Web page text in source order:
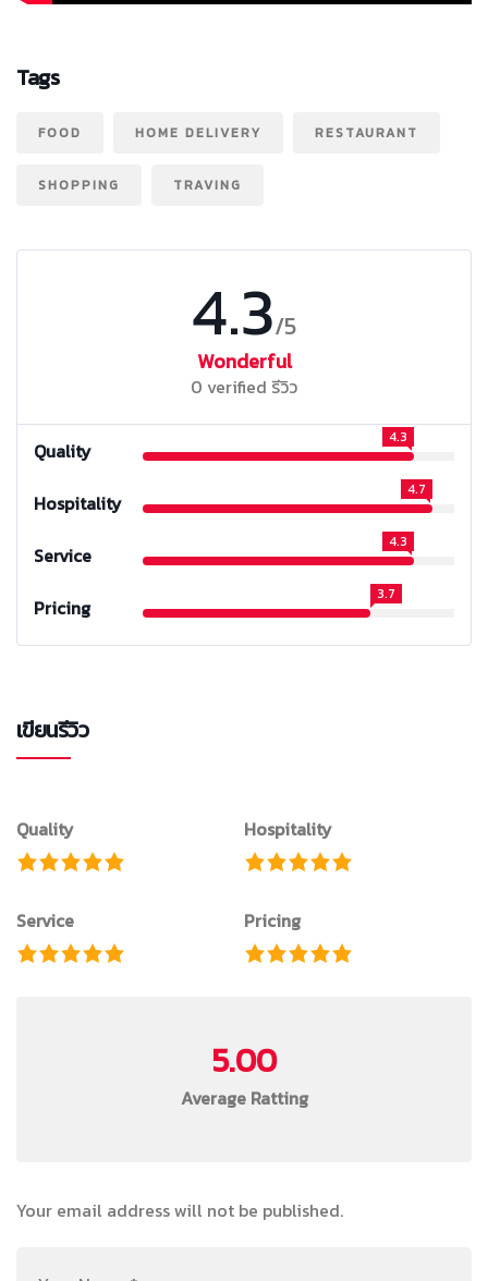
Tags
FOOD HOME DELIVERY RESTAURANT
SHOPPING TRAVING
4.3/5
Wonderful
0 verified รีวิว
Quality
4.3
Hospitality
4.7
Service
4.3
Pricing
3.7
เขียนรีวิว
Quality Hospitality
Service Pricing
5.00
Average Ratting
Your email address will not be published.